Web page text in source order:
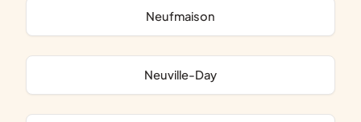
Neufmaison
Neuville-Day